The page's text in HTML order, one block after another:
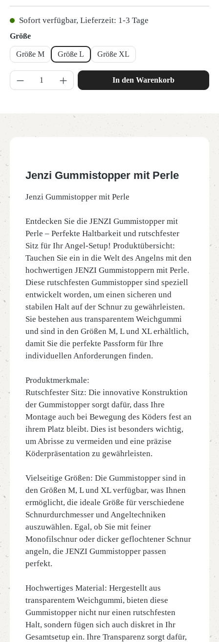
Sofort verfügbar, Lieferzeit: 1-3 Tage
Größeauswählen
Größe M Größe L Größe XL
Produkt Anzahl: Gib den gewünschten Wert
In den Warenkorb
Jenzi Gummistopper mit Perle
Jenzi Gummistopper mit Perle
Entdecken Sie die JENZI Gummistopper mit
Perle – Perfekte Haltbarkeit und rutschfester
Sitz für Ihr Angel-Setup! Produktübersicht:
Tauchen Sie ein in die Welt des Angelns mit den
hochwertigen JENZI Gummistoppern mit Perle.
Diese rutschfesten Gummistopper sind speziell
entwickelt worden, um einen sicheren und
stabilen Halt auf der Schnur zu gewährleisten.
Sie bestehen aus transparentem Weichgummi
und sind in den Größen M, L und XL erhältlich,
damit Sie die perfekte Passform für Ihre
individuellen Anforderungen finden.
Produktmerkmale:
Rutschfester Sitz: Die innovative Konstruktion
der Gummistopper sorgt dafür, dass Ihre
Montage auch bei Bewegung des Köders fest an
ihrem Platz bleibt. Dies ist besonders wichtig,
um Abrisse zu vermeiden und eine präzise
Köderpräsentation zu gewährleisten.
Vielseitige Größen: Die Gummistopper sind in
den Größen M, L und XL verfügbar, was Ihnen
ermöglicht, die ideale Größe für verschiedene
Schnurdurchmesser und Angeltechniken
auszuwählen. Egal, ob Sie mit feiner
Monofilschnur oder dicker geflochtener Schnur
angeln, die JENZI Gummistopper passen
perfekt.
Hochwertiges Material: Hergestellt aus
transparentem Weichgummi, bieten diese
Gummistopper nicht nur einen rutschfesten
Halt, sondern fügen sich auch diskret in Ihr
Gesamtsetup ein. Ihre Transparenz sorgt dafür,